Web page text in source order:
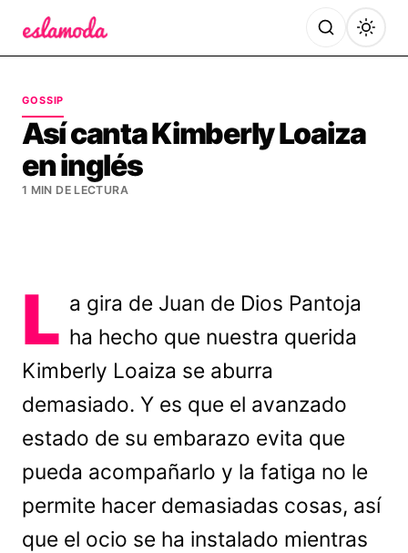
GOSSIP
Así canta Kimberly Loaiza
en inglés
1 MIN DE LECTURA
L a gira de Juan de Dios Pantoja
ha hecho que nuestra querida
Kimberly Loaiza se aburra
demasiado. Y es que el avanzado
estado de su embarazo evita que
pueda acompañarlo y la fatiga no le
permite hacer demasiadas cosas, así
que el ocio se ha instalado mientras